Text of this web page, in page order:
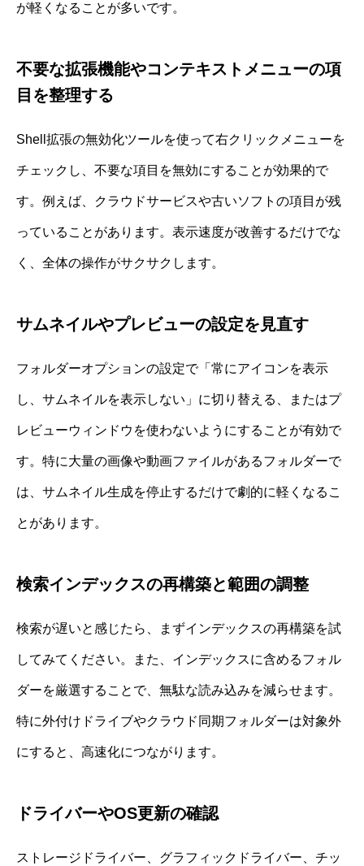
が軽くなることが多いです。
不要な拡張機能やコンテキストメニューの項
目を整理する
Shell拡張の無効化ツールを使って右クリックメニューを
チェックし、不要な項目を無効にすることが効果的で
す。例えば、クラウドサービスや古いソフトの項目が残
っていることがあります。表示速度が改善するだけでな
く、全体の操作がサクサクします。
サムネイルやプレビューの設定を見直す
フォルダーオプションの設定で「常にアイコンを表示
し、サムネイルを表示しない」に切り替える、またはプ
レビューウィンドウを使わないようにすることが有効で
す。特に大量の画像や動画ファイルがあるフォルダーで
は、サムネイル生成を停止するだけで劇的に軽くなるこ
とがあります。
検索インデックスの再構築と範囲の調整
検索が遅いと感じたら、まずインデックスの再構築を試
してみてください。また、インデックスに含めるフォル
ダーを厳選することで、無駄な読み込みを減らせます。
特に外付けドライブやクラウド同期フォルダーは対象外
にすると、高速化につながります。
ドライバーやOS更新の確認
ストレージドライバー、グラフィックドライバー、チッ